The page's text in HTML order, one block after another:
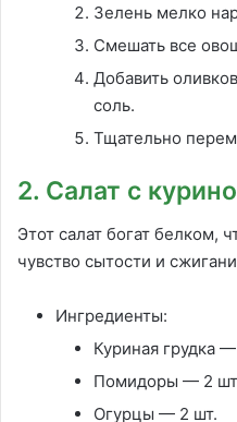
Зелень мелко
Смешать все
Добавить
соль.
Тщательно
2. Салат с
Этот салат богат белком,
чувство сытости и
Ингредиенты:
Куриная грудка
Помидоры — 2
Огурцы — 2 шт.